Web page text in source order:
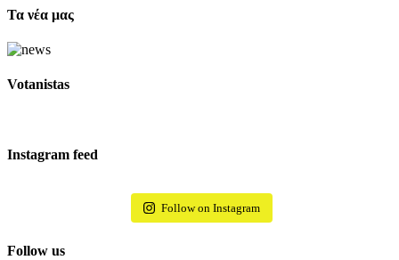
Τα νέα μας
Votanistas
Instagram feed
Follow on Instagram
Follow us